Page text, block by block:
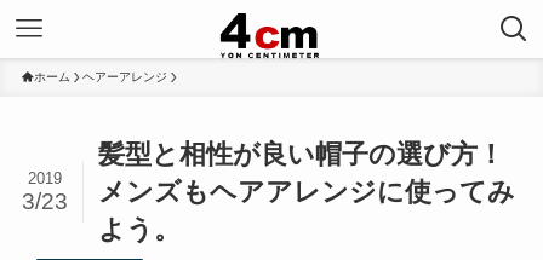
ホーム ヘアーアレンジ
髪型と相性が良い帽子の選び方！
メンズもヘアアレンジに使ってみ
よう。
2019
3/23